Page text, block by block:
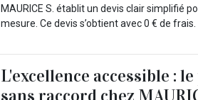
MAURICE S. établit un devis clair simplifié
mesure. Ce devis s’obtient avec 0 € de frais.
L'excellence accessible :
sans raccord chez